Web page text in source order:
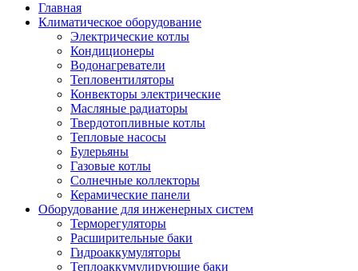
Главная
Климатическое оборудование
Электрические котлы
Кондиционеры
Водонагреватели
Тепловентиляторы
Конвекторы электрические
Масляные радиаторы
Твердотопливные котлы
Тепловые насосы
Булерьяны
Газовые котлы
Солнечные коллекторы
Керамические панели
Оборудование для инженерных систем
Терморегуляторы
Расширительные баки
Гидроаккумуляторы
Теплоаккумулирующие баки